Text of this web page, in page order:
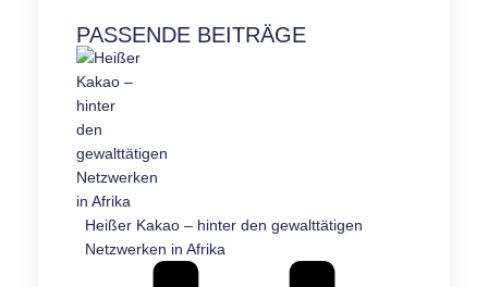
PASSENDE BEITRÄGE
Heißer Kakao – hinter den gewalttätigen
Netzwerken in Afrika